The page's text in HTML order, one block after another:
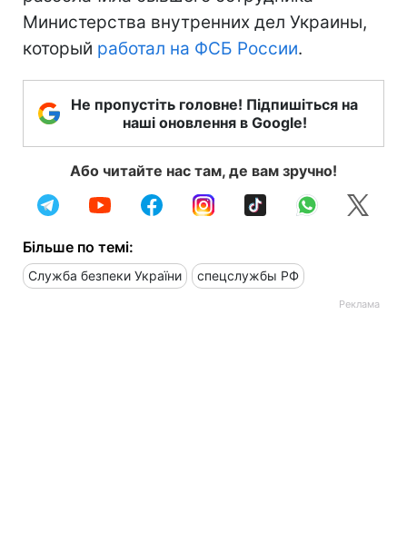
Министерства внутренних дел Украины,
который работал на ФСБ России.
Не пропустіть головне! Підпишіться на
наші оновлення в Google!
Або читайте нас там, де вам зручно!
Більше по темі:
Служба безпеки України спецслужбы РФ